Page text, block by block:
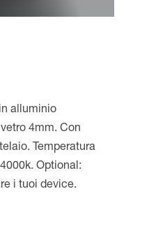
alluminio
4mm. Con
Temperatura
Optional:
i tuoi device.